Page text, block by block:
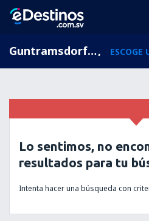
Guntramsdorf, Baja Austria, Austria, ESCOGE
Lo sentimos, no
resultados para tu
Intenta hacer una búsqueda con